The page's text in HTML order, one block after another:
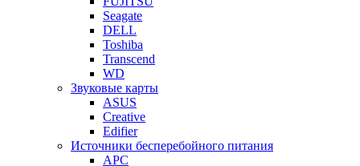
Seagate
DELL
Toshiba
Transcend
WD
Звуковые карты
ASUS
Creative
Edifier
Источники бесперебойного питания
APC